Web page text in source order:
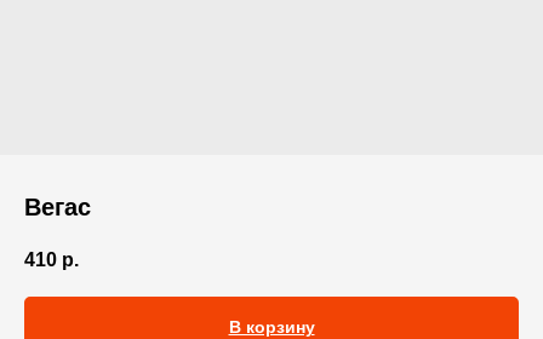
Вегас
410 р.
В корзину